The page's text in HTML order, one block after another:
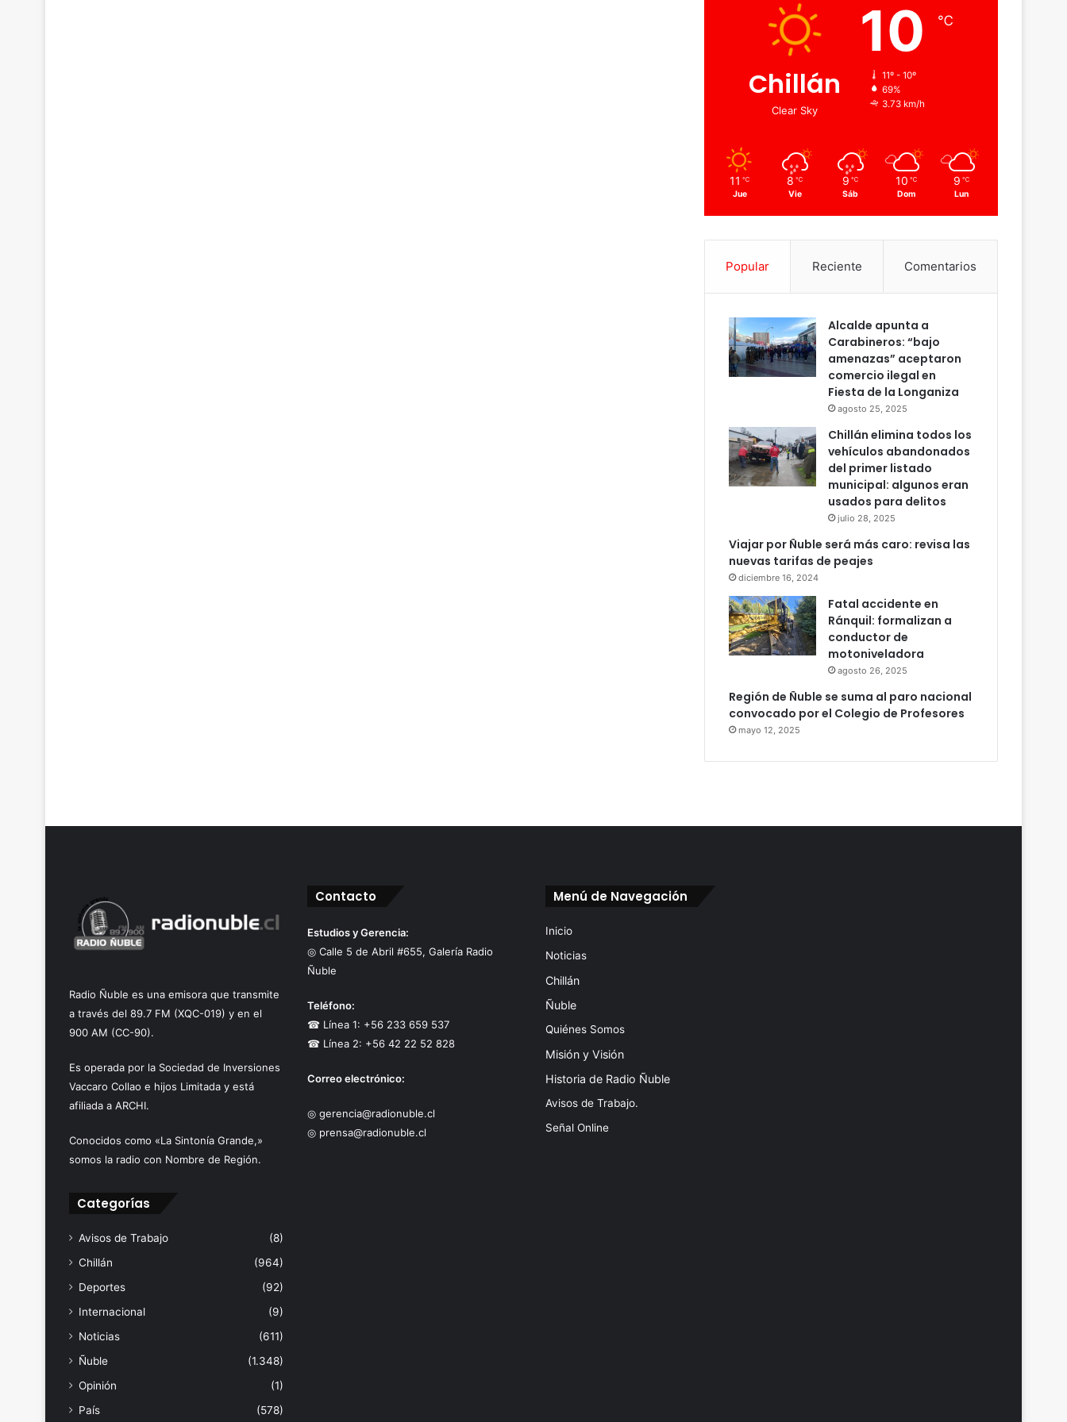
Chillán
Clear Sky
10 ℃
11º - 10º
69%
3.73 km/h
11 ℃
Jue
8 ℃
Vie
9 ℃
Sáb
10 ℃
Dom
9 ℃
Lun
Popular Reciente Comentarios
Alcalde apunta a
Carabineros: “bajo
amenazas” aceptaron
comercio ilegal en
Fiesta de la Longaniza
agosto 25, 2025
Chillán elimina todos los
vehículos abandonados
del primer listado
municipal: algunos eran
usados para delitos
julio 28, 2025
Viajar por Ñuble será más caro: revisa las
nuevas tarifas de peajes
diciembre 16, 2024
Fatal accidente en
Ránquil: formalizan a
conductor de
motoniveladora
agosto 26, 2025
Región de Ñuble se suma al paro nacional
convocado por el Colegio de Profesores
mayo 12, 2025
Radio Ñuble es una emisora que transmite
a través del 89.7 FM (XQC-019) y en el
900 AM (CC-90).
Es operada por la Sociedad de Inversiones
Vaccaro Collao e hijos Limitada y está
afiliada a ARCHI.
Conocidos como «La Sintonía Grande,»
somos la radio con Nombre de Región.
Categorías
Avisos de Trabajo
(8)
Chillán
(964)
Deportes
(92)
Internacional
(9)
Noticias
(611)
Ñuble
(1.348)
Opinión
(1)
País
(578)
Contacto
Estudios y Gerencia:
◎ Calle 5 de Abril #655, Galería Radio
Ñuble
Teléfono:
☎ Línea 1: +56 233 659 537
☎ Línea 2: +56 42 22 52 828
Correo electrónico:
◎ gerencia@radionuble.cl
◎ prensa@radionuble.cl
Menú de Navegación
Inicio
Noticias
Chillán
Ñuble
Quiénes Somos
Misión y Visión
Historia de Radio Ñuble
Avisos de Trabajo.
Señal Online